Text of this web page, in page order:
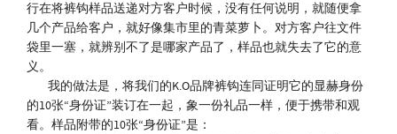
行在将裤钩样品送递对方客户时候，没有任何说明，就随便拿
几个产品给客户，就好像集市里的青菜萝卜。对方客户往文件
袋里一塞，就辨别不了是哪家产品了，样品也就失去了它的意
义。
我的做法是，将我们的K.O品牌裤钩连同证明它的显赫身份
的10张“身份证”装订在一起，象一份礼品一样，便于携带和观
看。样品附带的10张“身份证”是：